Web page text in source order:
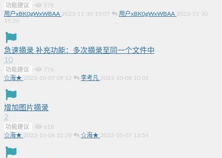
功能建议 ·
578
用户xBK0gWxWBAA 2023-11-30 15:07 用户xBK0gWxWBAA 2023-11-30
19:20
急速摘录 补充功能：多次摘录至同一个文件中
10
功能建议 ·
776
☆海★ 2023-10-07 09:12 李考凡 2023-10-08 10:02
增加图片摘录
2
功能建议 ·
618
☆海★ 2023-10-06 22:20 ☆海★ 2023-10-07 13:54